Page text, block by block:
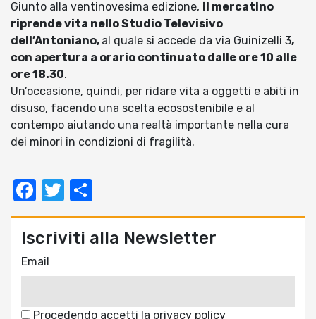
Giunto alla ventinovesima edizione, il mercatino
riprende vita nello Studio Televisivo
dell’Antoniano, al quale si accede da via Guinizelli 3,
con apertura a orario continuato dalle ore 10 alle
ore 18.30.
Un’occasione, quindi, per ridare vita a oggetti e abiti in
disuso, facendo una scelta ecosostenibile e al
contempo aiutando una realtà importante nella cura
dei minori in condizioni di fragilità.
Facebook
Twitter
Iscriviti alla Newsletter
Email
Procedendo accetti la privacy policy